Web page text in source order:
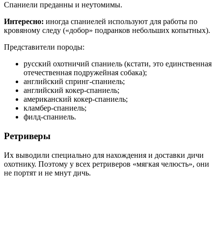
Спаниели преданны и неутомимы.
Интересно: иногда спаниелей используют для работы по
кровяному следу («добор» подранков небольших копытных).
Представители породы:
русский охотничий спаниель (кстати, это единственная
отечественная подружейная собака);
английский спринг-спаниель;
английский кокер-спаниель;
американский кокер-спаниель;
кламбер-спаниель;
филд-спаниель.
Ретриверы
Их выводили специально для нахождения и доставки дичи
охотнику. Поэтому у всех ретриверов «мягкая челюсть», они
не портят и не мнут дичь.